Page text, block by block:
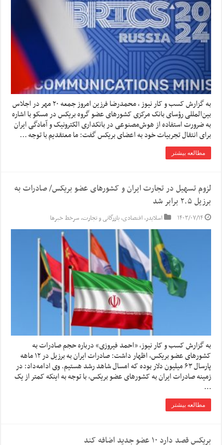
به گزارش کسب و کار نیوز ، محمدرضا فرزین امروز جمعه ۲۰ مهر در اجلاس
بین‌المللی رؤسای بانک مرکزی کشورهای عضو گروه بریکس در مسکو با اشاره
به ضرورت استفاده از هوش‌مصنوعی در بانکداری الکترونیک و آمادگی ایران
برای انتقال تجربیات خود به اعضای بریکس گفت: ما معتقدیم با توجه …
مطالعه بیشتر
لزوم تسهیل در تجارت ایران و کشورهای عضو بریکس/ صادرات به
برزیل ۲.۵ برابر شد
۱۴۰۳/۰۷/۱۴ اسلایدر,اقتصادی,بازرگانی و تجارت,سرخط خبرها
به گزارش کسب و کار نیوز، «احمد فیروزی» درباره حجم صادرات به
کشورهای عضو بریکس، اظهار داشت: صادرات ایران به برزیل در ۱۲ ماهه
پارسال ۶۳ میلیون دلار بوده که امسال شاهد رشد هستیم. وی ادامه‌داد: در
زمینه صادرات ایران به کشورهای عضو بریکس، با توجه به اینکه کمتر از یک
…
مطالعه بیشتر
بریکس قصد دارد ۱۰ عضو جدید اضافه کند